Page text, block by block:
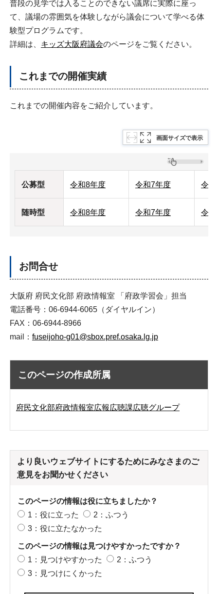
普段の見学では入ることのできない議席に実際に座っ
て、議場の雰囲気を体験しながら議会について学べる体
験型プログラムです。
詳細は、 キッズ大阪府議会のページをご覧ください。
これまでの開催実績
これまでの開催内容をご紹介しています。
画面サイズで表示
公募型 令和8年度 令和7年度 令
随時型 令和8年度 令和7年度 令
お問合せ
大阪府 府民文化部 府政情報室 「府政学習会」担当
電話番号：06-6944-6065（ダイヤルイン）
FAX：06-6944-8966
mail： fuseijoho-g01@sbox.pref.osaka.lg.jp
このページの作成所属
府民文化部府政情報室広報広聴課広聴グループ
より良いウェブサイトにするためにみなさまのご
意見をお聞かせください
このページの情報は役に立ちましたか？
1：役に立った
2：ふつう
3：役に立たなかった
このページの情報は見つけやすかったですか？
1：見つけやすかった
2：ふつう
3：見つけにくかった